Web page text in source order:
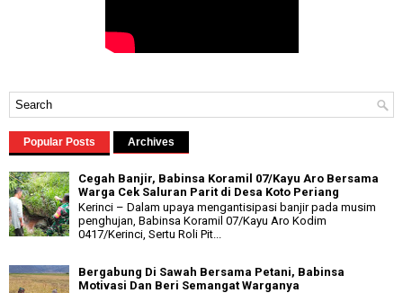
Popular Posts Archives
Cegah Banjir, Babinsa Koramil 07/Kayu Aro Bersama
Warga Cek Saluran Parit di Desa Koto Periang
Kerinci – Dalam upaya mengantisipasi banjir pada musim
penghujan, Babinsa Koramil 07/Kayu Aro Kodim
0417/Kerinci, Sertu Roli Pit...
Bergabung Di Sawah Bersama Petani, Babinsa
Motivasi Dan Beri Semangat Warganya